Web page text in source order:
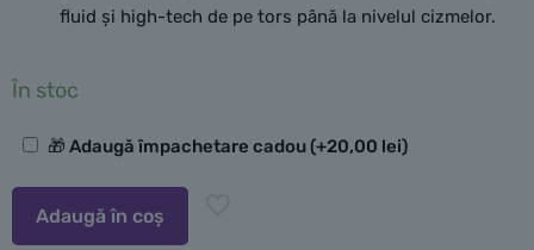
fluid și high-tech de pe tors până la nivelul cizmelor.
În stoc
Opțiuni🎁 Adaugă împachetare cadou(+20,00 lei)
Adaugă în coș